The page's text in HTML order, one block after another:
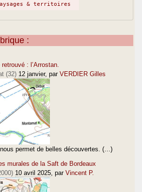
& territoires
:
: l’Arrostan.
(32) 12 janvier, par VERDIER Gilles
nous permet de belles découvertes. (…)
murales de la Saft de Bordeaux
10 avril 2025 , par Vincent P.